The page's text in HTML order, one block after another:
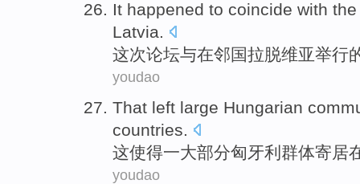
It happened to coincide with the
Latvia.
这次论坛与在邻国拉脱维亚举行
youdao
That left large Hungarian
countries.
这使得一大部分匈牙利 群体寄居
youdao